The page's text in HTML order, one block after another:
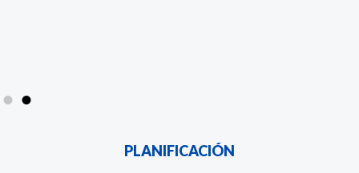
PLANIFICACIÓN